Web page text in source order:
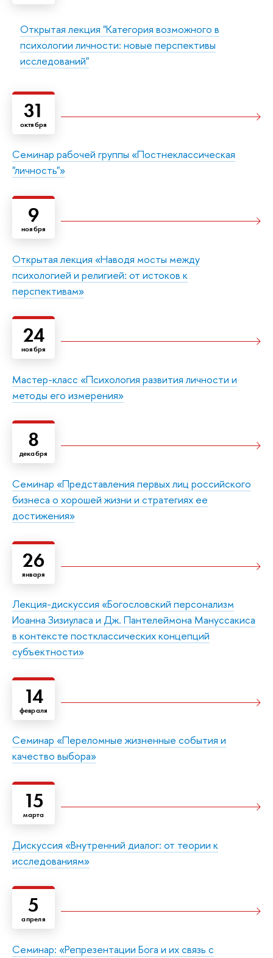
Открытая лекция "Категория возможного в
психологии личности: новые перспективы
исследований"
31
октября
Семинар рабочей группы «Постнеклассическая
"личность"»
9
ноября
Открытая лекция «Наводя мосты между
психологией и религией: от истоков к
перспективам»
24
ноября
Мастер-класс «Психология развития личности и
методы его измерения»
8
декабря
Семинар «Представления первых лиц российского
бизнеса о хорошей жизни и стратегиях ее
достижения»
26
января
Лекция-дискуссия «Богословский персонализм
Иоанна Зизиуласа и Дж. Пантелеймона Мануссакиса
в контексте постклассических концепций
субъектности»
14
февраля
Семинар «Переломные жизненные события и
качество выбора»
15
марта
Дискуссия «Внутренний диалог: от теории к
исследованиям»
5
апреля
Семинар: «Репрезентации Бога и их связь с